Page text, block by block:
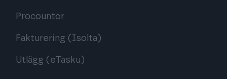
Procountor
Fakturering (Isolta)
Utlägg (eTasku)